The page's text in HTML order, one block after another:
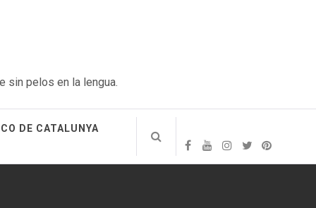
sin pelos en la lengua.
DE CATALUNYA